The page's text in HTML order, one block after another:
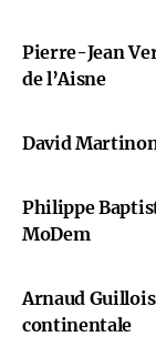
Pierre-Jean
de l’Aisne
David
Philippe
MoDem
Arnaud
continentale